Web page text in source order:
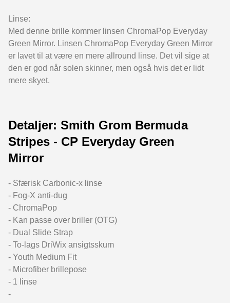
Linse:
Med denne brille kommer linsen ChromaPop Everyday
Green Mirror. Linsen ChromaPop Everyday Green Mirror
er lavet til at være en mere allround linse. Det vil sige at
den er god når solen skinner, men også hvis det er lidt
mere skyet.
Detaljer: Smith Grom Bermuda
Stripes - CP Everyday Green
Mirror
- Sfærisk Carbonic-x linse
- Fog-X anti-dug
- ChromaPop
- Kan passe over briller (OTG)
- Dual Slide Strap
- To-lags DriWix ansigtsskum
- Youth Medium Fit
- Microfiber brillepose
- 1 linse
-